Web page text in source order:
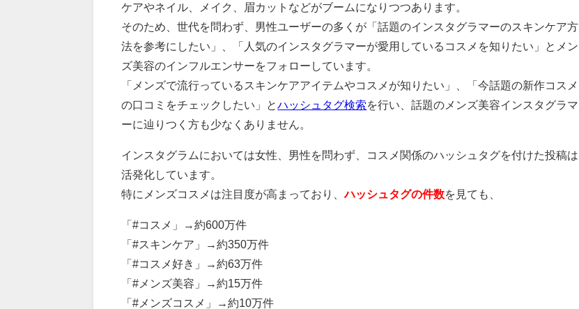
ケアやネイル、メイク、眉カットなどがブームになりつつあります。
そのため、世代を問わず、男性ユーザーの多くが「話題のインスタグラマーのスキンケア方
法を参考にしたい」、「人気のインスタグラマーが愛用しているコスメを知りたい」とメン
ズ美容のインフルエンサーをフォローしています。
「メンズで流行っているスキンケアアイテムやコスメが知りたい」、「今話題の新作コスメ
の口コミをチェックしたい」と ハッシュタグ検索を行い、話題のメンズ美容インスタグラマ
ーに辿りつく方も少なくありません。
インスタグラムにおいては女性、男性を問わず、コスメ関係のハッシュタグを付けた投稿は
活発化しています。
特にメンズコスメは注目度が高まっており、 ハッシュタグの件数を見ても、
「#コスメ」→約600万件
「#スキンケア」→約350万件
「#コスメ好き」→約63万件
「#メンズ美容」→約15万件
「#メンズコスメ」→約10万件